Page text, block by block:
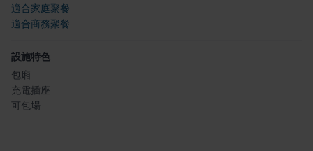
適合家庭聚餐
適合商務聚餐
設施特色
包廂
充電插座
可包場